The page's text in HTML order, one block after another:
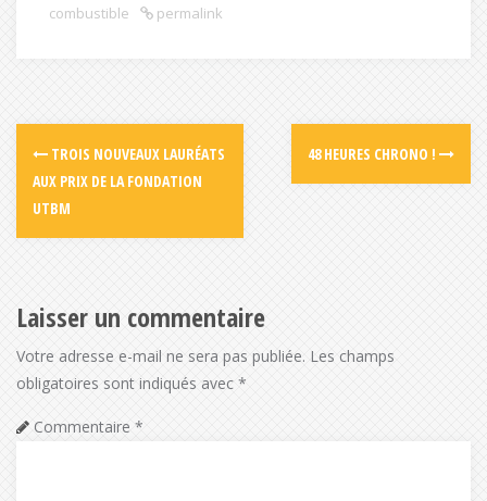
combustible
permalink
TROIS NOUVEAUX LAURÉATS
AUX PRIX DE LA FONDATION
UTBM
48 HEURES CHRONO !
Laisser un commentaire
Votre adresse e-mail ne sera pas publiée. Les champs
obligatoires sont indiqués avec *
Commentaire *